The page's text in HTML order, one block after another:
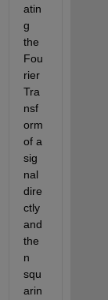
atin
g
the
Fou
rier
Tra
nsf
orm
of a
sig
nal
dire
ctly
and
the
n
squ
arin